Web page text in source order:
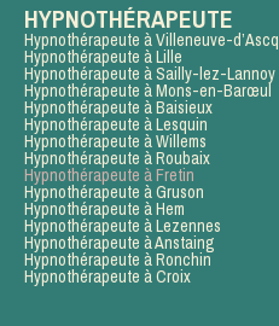
HYPNOTHÉRAPEUTE
Hypnothérapeute à Villeneuve-d’Ascq
Hypnothérapeute à Lille
Hypnothérapeute à Sailly-lez-Lannoy
Hypnothérapeute à Mons-en-Barœul
Hypnothérapeute à Baisieux
Hypnothérapeute à Lesquin
Hypnothérapeute à Willems
Hypnothérapeute à Roubaix
Hypnothérapeute à Fretin
Hypnothérapeute à Gruson
Hypnothérapeute à Hem
Hypnothérapeute à Lezennes
Hypnothérapeute à Anstaing
Hypnothérapeute à Ronchin
Hypnothérapeute à Croix